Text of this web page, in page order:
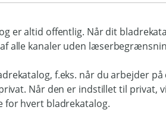
er altid offentlig. Når dit
alle kanaler uden
f.eks. når du arbejder
Når den er indstillet til privat,
for hvert bladrekatalog.